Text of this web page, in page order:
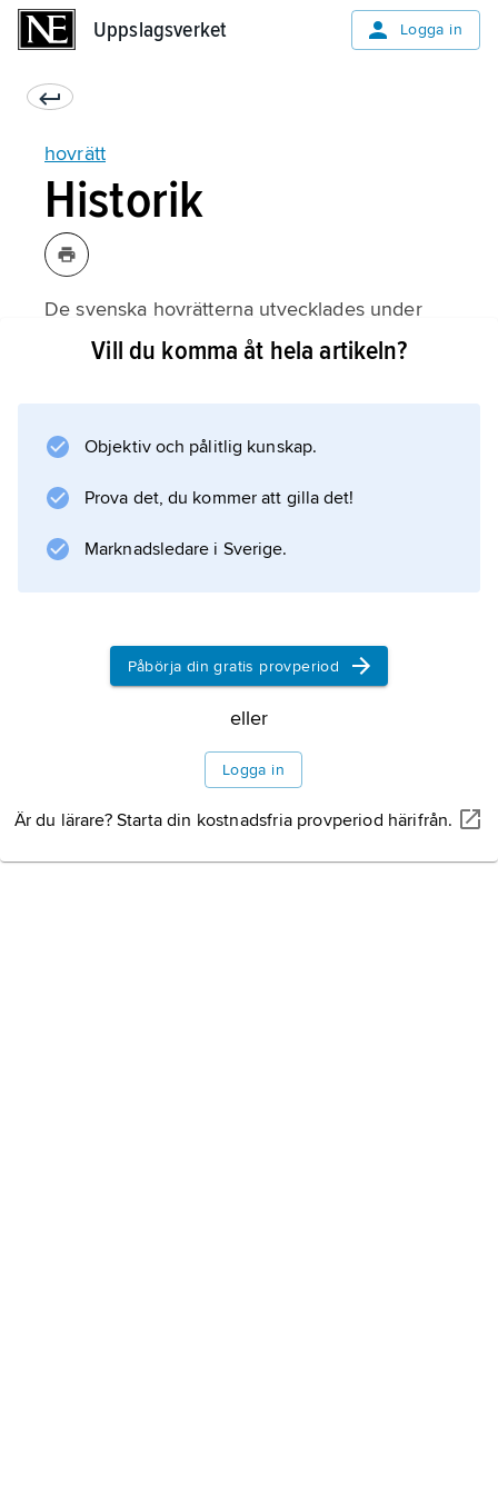
Uppslagsverket Logga in
hovrätt
Historik
De svenska hovrätterna utvecklades under
början av 1600-talet efter mönster från
efter några år återinfördes rätten att gå till
kungs.
Vill du komma åt hela artikeln?
Objektiv och pålitlig kunskap.
Prova det, du kommer att gilla det!
Marknadsledare i Sverige.
Påbörja din gratis provperiod
eller
Logga in
Är du lärare? Starta din kostnadsfria provperiod härifrån.